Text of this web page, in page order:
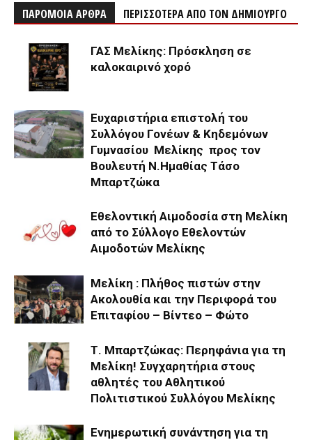
ΠΑΡΟΜΟΙΑ ΑΡΘΡΑ ΠΕΡΙΣΣΟΤΕΡΑ ΑΠΟ ΤΟΝ ΔΗΜΙΟΥΡΓΟ
ΓΑΣ Μελίκης: Πρόσκληση σε
καλοκαιρινό χορό
Ευχαριστήρια επιστολή του
Συλλόγου Γονέων & Κηδεμόνων
Γυμνασίου Μελίκης προς τον
Βουλευτή Ν.Ημαθίας Τάσο
Μπαρτζώκα
Εθελοντική Αιμοδοσία στη Μελίκη
από το Σύλλογο Εθελοντών
Αιμοδοτών Μελίκης
Μελίκη : Πλήθος πιστών στην
Ακολουθία και την Περιφορά του
Επιταφίου – Βίντεο – Φώτο
Τ. Μπαρτζώκας: Περηφάνια για τη
Μελίκη! Συγχαρητήρια στους
αθλητές του Αθλητικού
Πολιτιστικού Συλλόγου Μελίκης
Ενημερωτική συνάντηση για τη